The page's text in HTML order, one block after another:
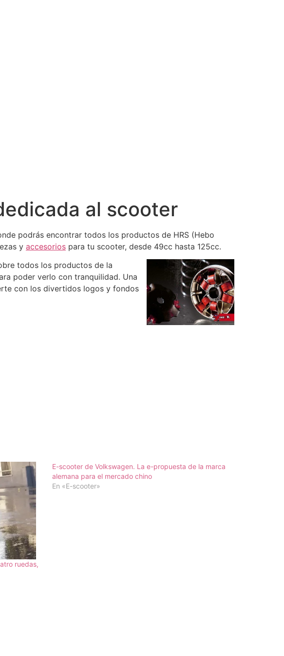
al scooter
podrás encontrar todos los productos de HRS (Hebo
y accesorios para tu scooter, desde 49cc hasta 125cc.
todos los productos de la
poder verlo con tranquilidad. Una
con los divertidos logos y fondos
ruedas,
E-scooter de Volkswagen. La e-propuesta de la marca
alemana para el mercado chino
En «E-scooter»